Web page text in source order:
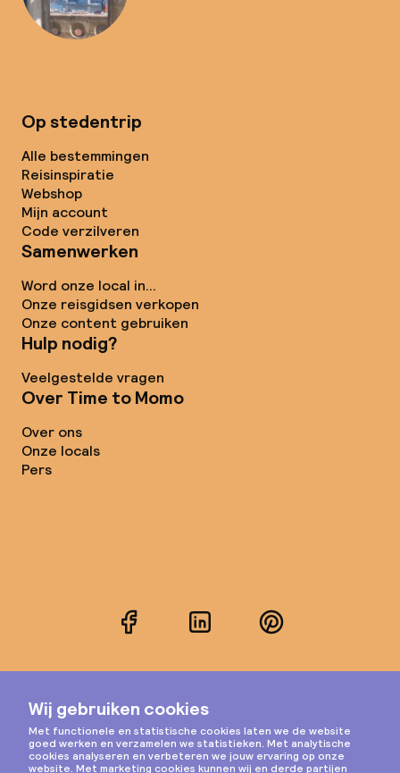
Op stedentrip
Alle bestemmingen
Reisinspiratie
Webshop
Mijn account
Code verzilveren
Samenwerken
Word onze local in...
Onze reisgidsen verkopen
Onze content gebruiken
Hulp nodig?
Veelgestelde vragen
Over Time to Momo
Over ons
Onze locals
Pers
FacebookLinkedInPinterest
Instagram